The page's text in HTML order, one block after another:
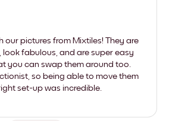
our pictures from Mixtiles! They are
fabulous, and are super easy
you can swap them around too.
so being able to move them
set-up was incredible.